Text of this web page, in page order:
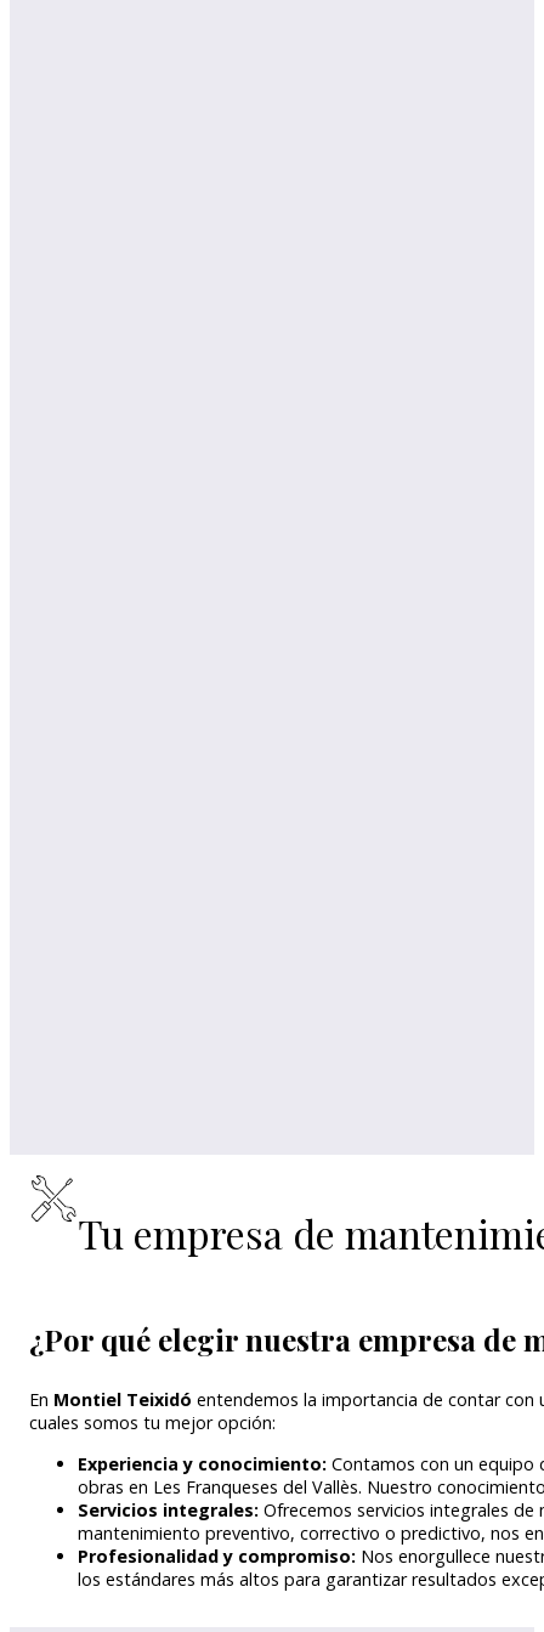
Tu empresa de
¿Por qué elegir nuestra empresa de
En Montiel Teixidó entendemos la importancia de contar con
cuales somos tu mejor opción:
Experiencia y conocimiento: Contamos con un equipo
obras en Les Franqueses del Vallès. Nuestro
Servicios integrales: Ofrecemos servicios integrales de
mantenimiento preventivo, correctivo o predictivo, nos
Profesionalidad y compromiso: Nos enorgullece
los estándares más altos para garantizar resultados